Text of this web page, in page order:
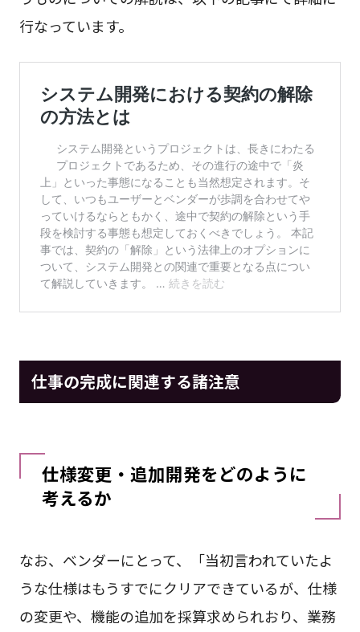
行なっています。
仕事の完成に関連する諸注意
仕様変更・追加開発をどのように
考えるか
なお、ベンダーにとって、「当初言われていたよ
うな仕様はもうすでにクリアできているが、仕様
の変更や、機能の追加を採算求められおり、業務